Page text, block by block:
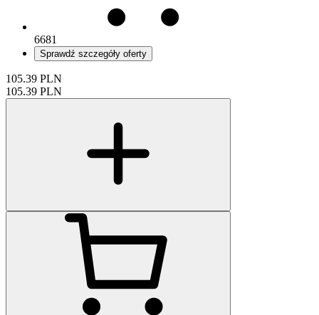
6681
Sprawdź szczegóły oferty
105.39 PLN
105.39 PLN